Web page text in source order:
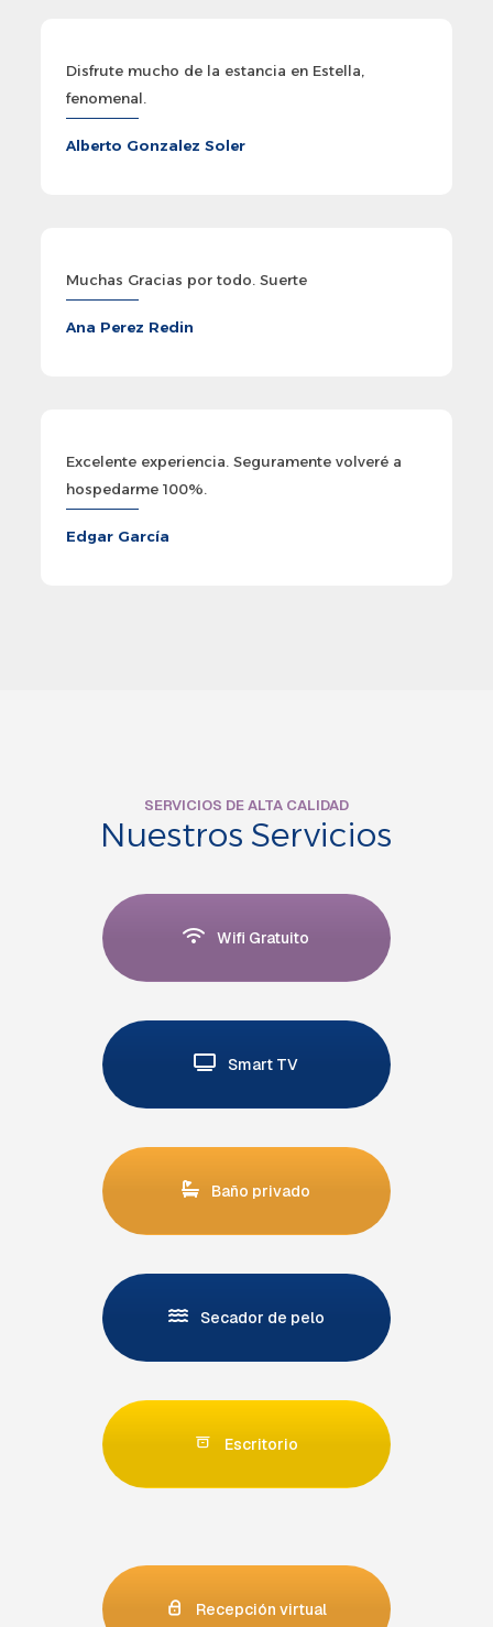
Disfrute mucho de la estancia en Estella,
fenomenal.
Alberto Gonzalez Soler
Muchas Gracias por todo. Suerte
Ana Perez Redin
Excelente experiencia. Seguramente volveré a
hospedarme 100%.
Edgar García
SERVICIOS DE ALTA CALIDAD
Nuestros Servicios
Wifi Gratuito
Smart TV
Baño privado
Secador de pelo
Escritorio
Recepción virtual